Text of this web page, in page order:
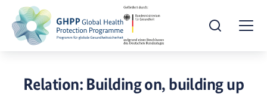
Suche öffnen
Relation: Building on, building up